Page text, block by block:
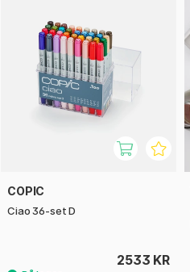
COPIC
Ciao 36-set D
2533 KR